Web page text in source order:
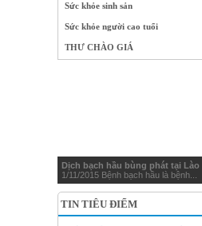
Sức khỏe sinh sản
Sức khỏe người cao tuổi
THƯ CHÀO GIÁ
Dịch bạch hầu bùng phát tại Lào
1/11/2015 Bệnh bạch hầu là bệnh...
TIN TIÊU ĐIỂM